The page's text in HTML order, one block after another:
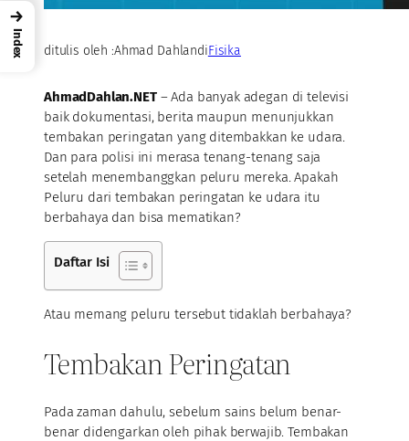
ditulis oleh :Ahmad DahlandiFisika
AhmadDahlan.NET– Ada banyak adegan di televisi
baik dokumentasi, berita maupun menunjukkan
tembakan peringatan yang ditembakkan ke udara.
Dan para polisi ini merasa tenang-tenang saja
setelah menembanggkan peluru mereka. Apakah
Peluru dari tembakan peringatan ke udara itu
berbahaya dan bisa mematikan?
Daftar Isi
Atau memang peluru tersebut tidaklah berbahaya?
Tembakan Peringatan
Pada zaman dahulu, sebelum sains belum benar-
benar didengarkan oleh pihak berwajib. Tembakan
→
Index